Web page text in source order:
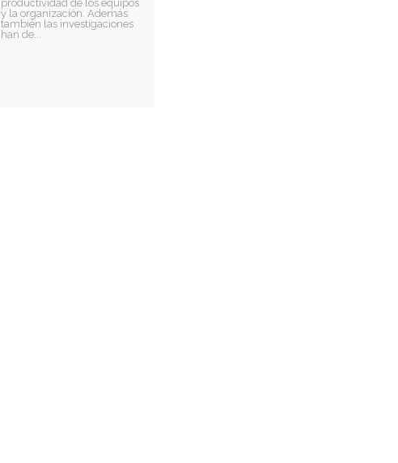
productividad de los equipos
y la organización. Además
también las investigaciones
han de...